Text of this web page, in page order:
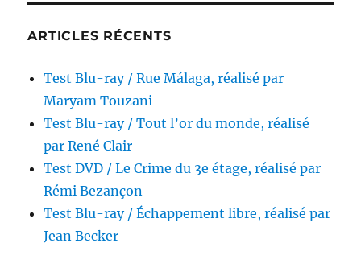
ARTICLES RÉCENTS
Test Blu-ray / Rue Málaga, réalisé par
Maryam Touzani
Test Blu-ray / Tout l’or du monde, réalisé
par René Clair
Test DVD / Le Crime du 3e étage, réalisé par
Rémi Bezançon
Test Blu-ray / Échappement libre, réalisé par
Jean Becker